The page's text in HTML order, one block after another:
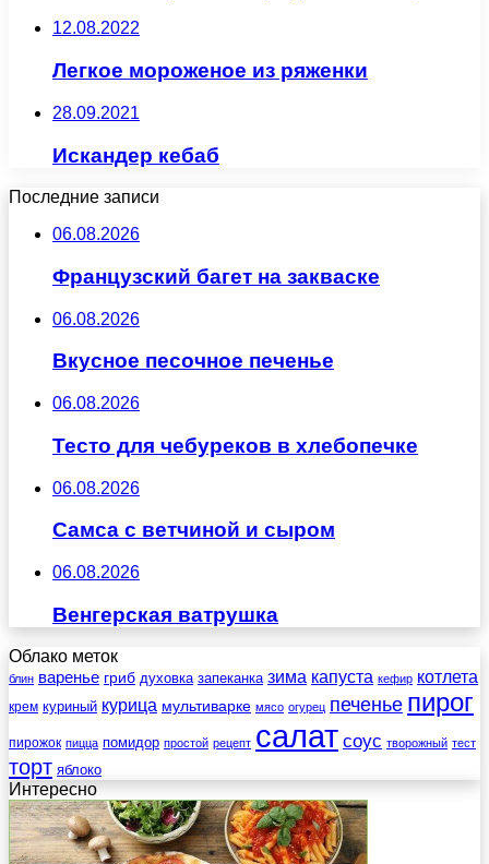
12.08.2022
Легкое мороженое из ряженки
28.09.2021
Искандер кебаб
Последние записи
06.08.2026
Французский багет на закваске
06.08.2026
Вкусное песочное печенье
06.08.2026
Тесто для чебуреков в хлебопечке
06.08.2026
Самса с ветчиной и сыром
06.08.2026
Венгерская ватрушка
Облако меток
блин варенье гриб духовка запеканка зима капуста кефир котлета
крем куриный курица мультиварке мясо огурец печенье пирог
пирожок пицца помидор простой рецепт салат соус творожный тест
торт яблоко
Интересно